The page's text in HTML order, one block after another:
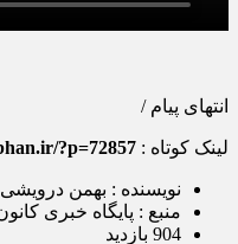
انتهای پیام /
لینک کوتاه : ?p=72857
نویسنده : بهمن درویشی
منبع : پایگاه خبری
904 بازدید